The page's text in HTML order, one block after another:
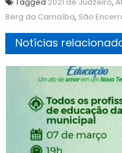
Berg da Carnaíba, São
Notícias